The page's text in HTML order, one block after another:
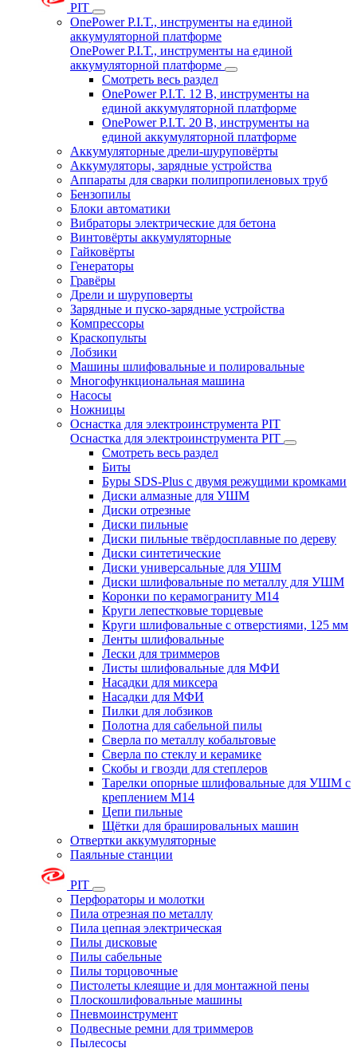
PIT
OnePower P.I.T., инструменты на единой
аккумуляторной платформе
OnePower P.I.T., инструменты на единой
аккумуляторной платформе
Смотреть весь раздел
OnePower P.I.T. 12 В, инструменты на
единой аккумуляторной платформе
OnePower P.I.T. 20 В, инструменты на
единой аккумуляторной платформе
Аккумуляторные дрели-шуруповёрты
Аккумуляторы, зарядные устройства
Аппараты для сварки полипропиленовых труб
Бензопилы
Блоки автоматики
Вибраторы электрические для бетона
Винтовёрты аккумуляторные
Гайковёрты
Генераторы
Гравёры
Дрели и шуруповерты
Зарядные и пуско-зарядные устройства
Компрессоры
Краскопульты
Лобзики
Машины шлифовальные и полировальные
Многофункциональная машина
Насосы
Ножницы
Оснастка для электроинструмента PIT
Оснастка для электроинструмента PIT
Смотреть весь раздел
Биты
Буры SDS-Plus c двумя режущими кромками
Диски алмазные для УШМ
Диски отрезные
Диски пильные
Диски пильные твёрдосплавные по дереву
Диски синтетические
Диски универсальные для УШМ
Диски шлифовальные по металлу для УШМ
Коронки по керамограниту M14
Круги лепестковые торцевые
Круги шлифовальные с отверстиями, 125 мм
Ленты шлифовальные
Лески для триммеров
Листы шлифовальные для МФИ
Насадки для миксера
Насадки для МФИ
Пилки для лобзиков
Полотна для сабельной пилы
Сверла по металлу кобальтовые
Сверла по стеклу и керамике
Скобы и гвозди для степлеров
Тарелки опорные шлифовальные для УШМ с
креплением М14
Цепи пильные
Щётки для брашировальных машин
Отвертки аккумуляторные
Паяльные станции
PIT
Перфораторы и молотки
Пила отрезная по металлу
Пила цепная электрическая
Пилы дисковые
Пилы сабельные
Пилы торцовочные
Пистолеты клеящие и для монтажной пены
Плоскошлифовальные машины
Пневмоинструмент
Подвесные ремни для триммеров
Пылесосы